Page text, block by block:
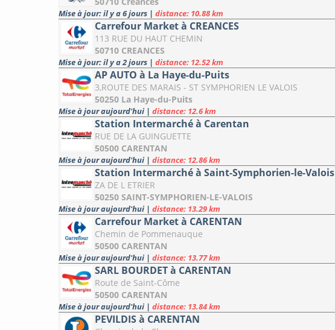
Mise à jour: il y a 6 jours | distance: 10.88 km
Carrefour Market à CREANCES
113 RUE DU HAUT CHEMIN
50710 CREANCES
Mise à jour: il y a 2 jours | distance: 12.52 km
AP AUTO à La Haye-du-Puits
3,ROUTE DES MARAIS - ST SYMPHORIEN LE VALOIS
50250 La Haye-du-Puits
Mise à jour aujourd'hui | distance: 12.6 km
Station Intermarché à Carentan
RUE DE LA GUINGUETTE
50500 CARENTAN
Mise à jour aujourd'hui | distance: 12.86 km
Station Intermarché à Saint-Symphorien-le-Valois
ZA DE L ETRIER
50250 SAINT-SYMPHORIEN-LE-VALOIS
Mise à jour aujourd'hui | distance: 13.29 km
Carrefour Market à CARENTAN
Chemin de Pommenauque
50500 CARENTAN
Mise à jour aujourd'hui | distance: 13.77 km
SARL BOURDET à CARENTAN
Route de Saint-Côme
50500 CARENTAN
Mise à jour aujourd'hui | distance: 13.84 km
PEVILDIS à CARENTAN